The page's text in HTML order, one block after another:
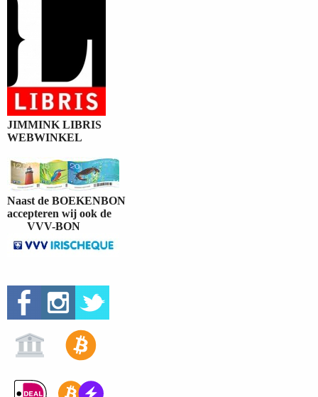
JIMMINK LIBRIS
WEBWINKEL
Naast de BOEKENBON
accepteren wij ook de
VVV-BON